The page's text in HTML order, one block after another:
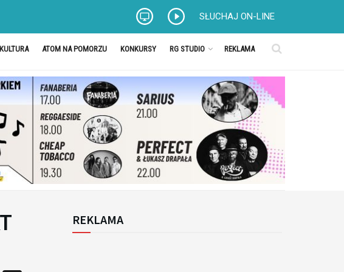
SŁUCHAJ ON-LINE
KULTURA ATOM NA POMORZU KONKURSY RG STUDIO REKLAMA
REKLAMA